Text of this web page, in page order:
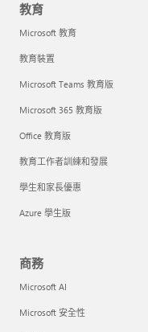
教育
Microsoft 教育
教育裝置
Microsoft Teams 教育版
Microsoft 365 教育版
Office 教育版
教育工作者訓練和發展
學生和家長優惠
Azure 學生版
商務
Microsoft AI
Microsoft 安全性